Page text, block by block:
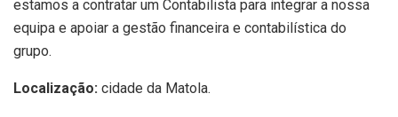
estamos a contratar um Contabilista para integrar a nossa
equipa e apoiar a gestão financeira e contabilística do
grupo.
Localização: cidade da Matola.